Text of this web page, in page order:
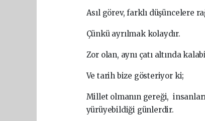
Asıl görev, farklı düşüncelere
Çünkü ayrılmak kolaydır.
Zor olan, aynı çatı altında
Ve tarih bize gösteriyor ki;
Millet olmanın gereği,
yürüyebildiği günlerdir.